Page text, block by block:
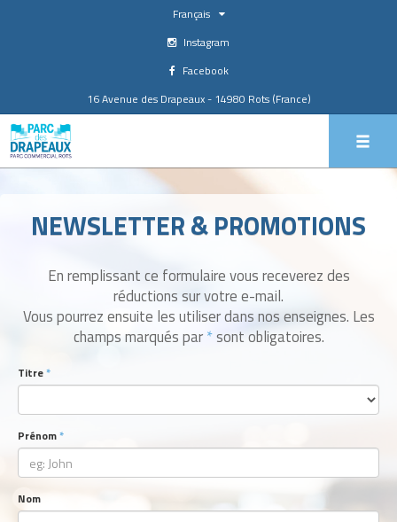
Français
Instagram
Facebook
16 Avenue des Drapeaux - 14980 Rots (France)
NEWSLETTER & PROMOTIONS
En remplissant ce formulaire vous receverez des
réductions sur votre e-mail.
Vous pourrez ensuite les utiliser dans nos enseignes. Les
champs marqués par*sont obligatoires.
Titre
Prénom
Nom